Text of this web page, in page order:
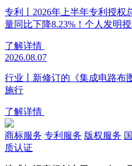
专利丨2026年上半年专利授权
量同比下降8.23%！个人发明
了解详情
2026.08.07
行业丨新修订的《集成电路布
施行
了解详情
商标服务 专利服务 版权服务
质认证